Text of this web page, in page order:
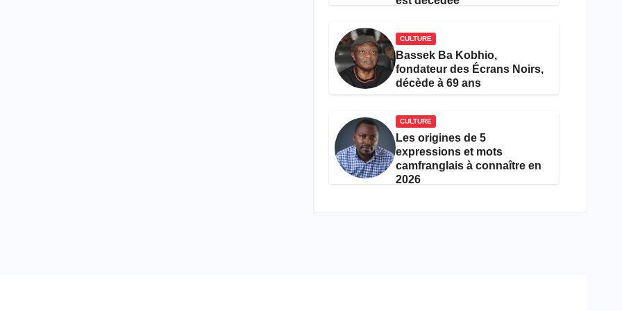
CULTURE
Bassek Ba Kobhio,
fondateur des Écrans Noirs,
décède à 69 ans
CULTURE
Les origines de 5
expressions et mots
camfranglais à connaître en
2026